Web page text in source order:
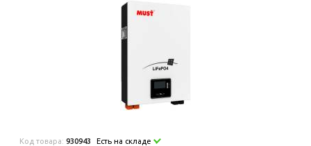
Код товара:930943 Есть на складе